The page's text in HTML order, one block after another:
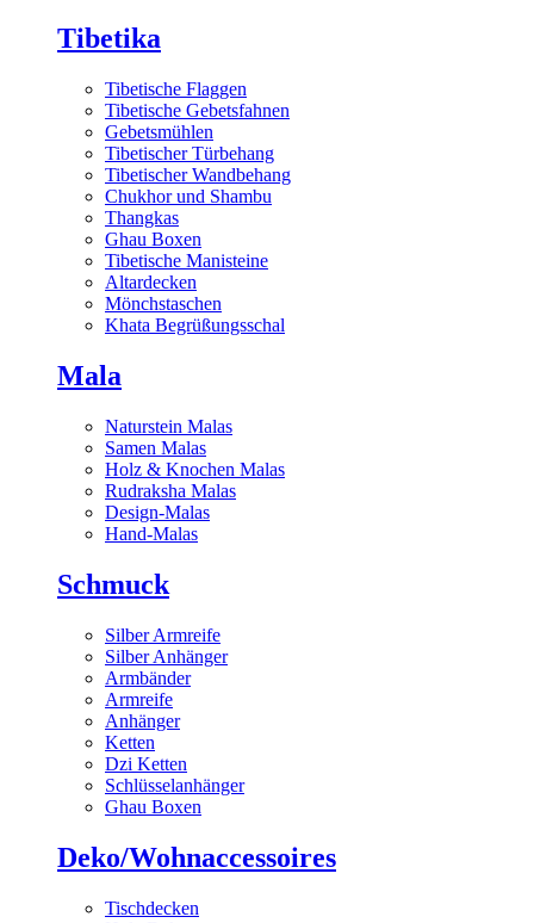
Tibetika
Tibetische Flaggen
Tibetische Gebetsfahnen
Gebetsmühlen
Tibetischer Türbehang
Tibetischer Wandbehang
Chukhor und Shambu
Thangkas
Ghau Boxen
Tibetische Manisteine
Altardecken
Mönchstaschen
Khata Begrüßungsschal
Mala
Naturstein Malas
Samen Malas
Holz & Knochen Malas
Rudraksha Malas
Design-Malas
Hand-Malas
Schmuck
Silber Armreife
Silber Anhänger
Armbänder
Armreife
Anhänger
Ketten
Dzi Ketten
Schlüsselanhänger
Ghau Boxen
Deko/Wohnaccessoires
Tischdecken